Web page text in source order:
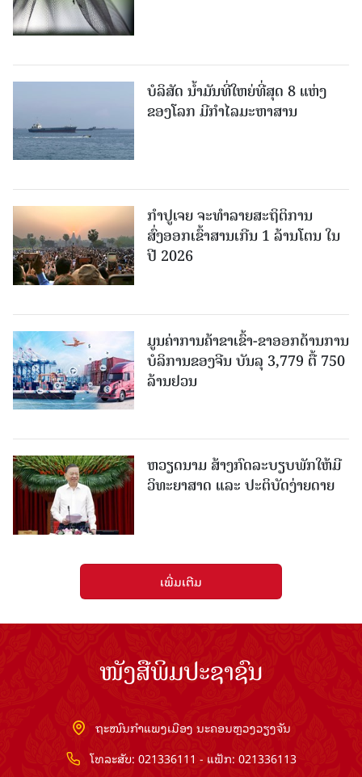
ບໍລິສັດ ນ້ຳມັນທີ່ໃຫຍ່ທີ່ສຸດ 8 ແຫ່ງ
ຂອງໂລກ ມີກຳໄລມະຫາສານ
ກຳປູເຈຍ ຈະທຳລາຍສະຖິຕິການ
ສົ່ງອອກເຂົ້າສານເກີນ 1 ລ້ານໂຕນ ໃນ
ປີ 2026
ມູນຄ່າການຄ້າຂາເຂົ້າ-ຂາອອກດ້ານການ
ບໍລິການຂອງຈີນ ບັນລຸ 3,779 ຕື້ 750
ລ້ານຢວນ
ຫວຽດນາມ ສ້າງກົດລະບຽບພັກໃຫ້ມີ
ວິທະຍາສາດ ແລະ ປະຕິບັດງ່າຍດາຍ
ເພີ່ມເຕີມ
ໜັງສືພິມປະຊາຊົນ
ຖະໜົນກຳແພງເມືອງ ນະຄອນຫຼວງວຽງຈັນ
ໂທລະສັບ: 021336111 - ແຟັກ: 021336113